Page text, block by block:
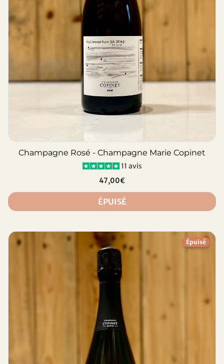
Champagne Rosé - Champagne Marie Copinet
11 avis
47,00€
ÉPUISÉ
Épuisé